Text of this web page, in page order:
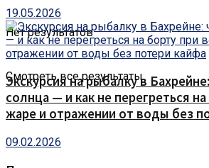
Нет результатов
Смотреть все результаты
19.05.2026
Экскурсия на рыбалку в
солнца — и как не перегреться
жаре и отражении от воды без
09.02.2026